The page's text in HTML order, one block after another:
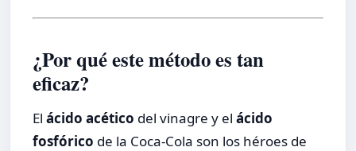
¿Por qué este método es tan
eficaz?
El ácido acético del vinagre y el ácido
fosfórico de la Coca-Cola son los héroes de